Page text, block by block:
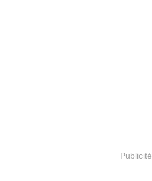
Publicité